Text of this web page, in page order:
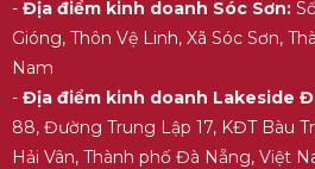
- Địa điểm kinh doanh Sóc Sơn:
Gióng, Thôn Vệ Linh, Xã Sóc Sơn,
Nam
- Địa điểm kinh doanh Lakeside
88, Đường Trung Lập 17, KĐT Bàu
Hải Vân, Thành phố Đà Nẵng, Việt